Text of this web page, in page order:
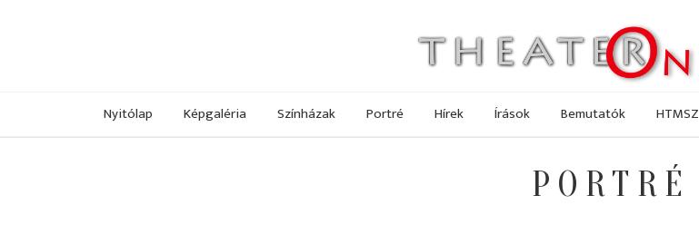
Nyitólap Képgaléria Színházak Portré Hírek Írások Bemutatók HTMSZ
PORTRÉ